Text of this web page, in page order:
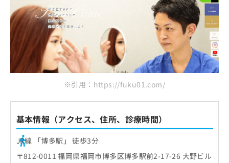
※引用：https://fuku01.com/
基本情報（アクセス、住所、診療時間）
JR線 「博多駅」 徒歩3分
〒812-0011 福岡県福岡市博多区博多駅前2-17-26 大野ビル